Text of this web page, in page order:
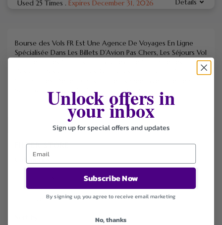
Used 25 Times . Expires December 31, 2026 Details
Bourse des Vols FR Est Une Agence De Voyages En Ligne
Spécialisée Dans Les Billets D’Avion Pas Chers, Les Séjours Vol
+ Hôtel Et Les Circuits Touristiques. Elle Compare Les Tarifs
Sécurisé Et Facilité De Paiement En 3x Ou 4x.
FILTER STORE
Deals
Unlock offers in
your inbox
Sign up for special offers and updates
Subscribe Now
By signing up, you agree to receive email marketing
No, thanks